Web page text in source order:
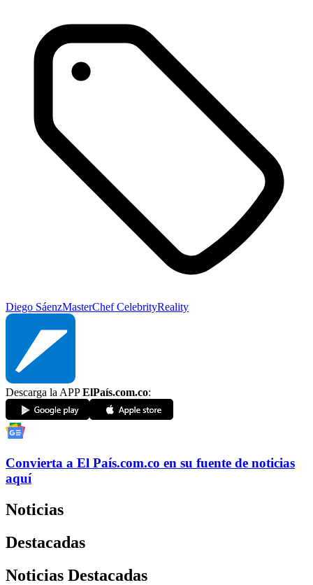
Diego SáenzMasterChef CelebrityReality
Descarga la APPElPaís.com.co:
Convierta a El País.com.co en su fuente de noticias
aquí
Noticias
Destacadas
Noticias Destacadas